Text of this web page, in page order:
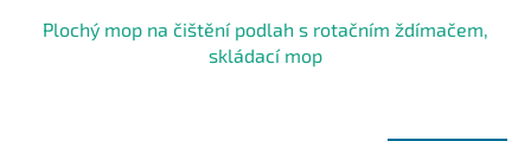
Plochý mop na čištění podlah s rotačním ždímačem,
skládací mop